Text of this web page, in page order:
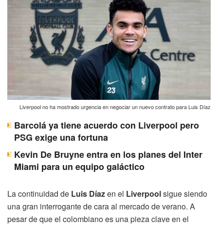
Liverpool no ha mostrado urgencia en negociar un nuevo contrato para Luis Díaz
Barcolá ya tiene acuerdo con Liverpool pero
PSG exige una fortuna
Kevin De Bruyne entra en los planes del Inter
Miami para un equipo galáctico
La continuidad de Luis Díazen el Liverpoolsigue siendo
una gran interrogante de cara al mercado de verano. A
pesar de que el colombiano es una pieza clave en el